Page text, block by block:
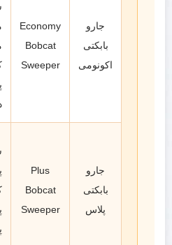
جارو
بابکتی
اکونومی
Economy
Bobcat
Sweeper
جارو
بابکتی
پلاس
Plus
Bobcat
Sweeper